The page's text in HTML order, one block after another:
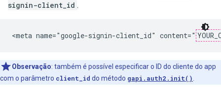
signin-client_id .
<meta name="google-signin-client_id" content="
Observação: também é possível especificar o ID do cliente do app
com o parâmetro client_id do método gapi.auth2.init()